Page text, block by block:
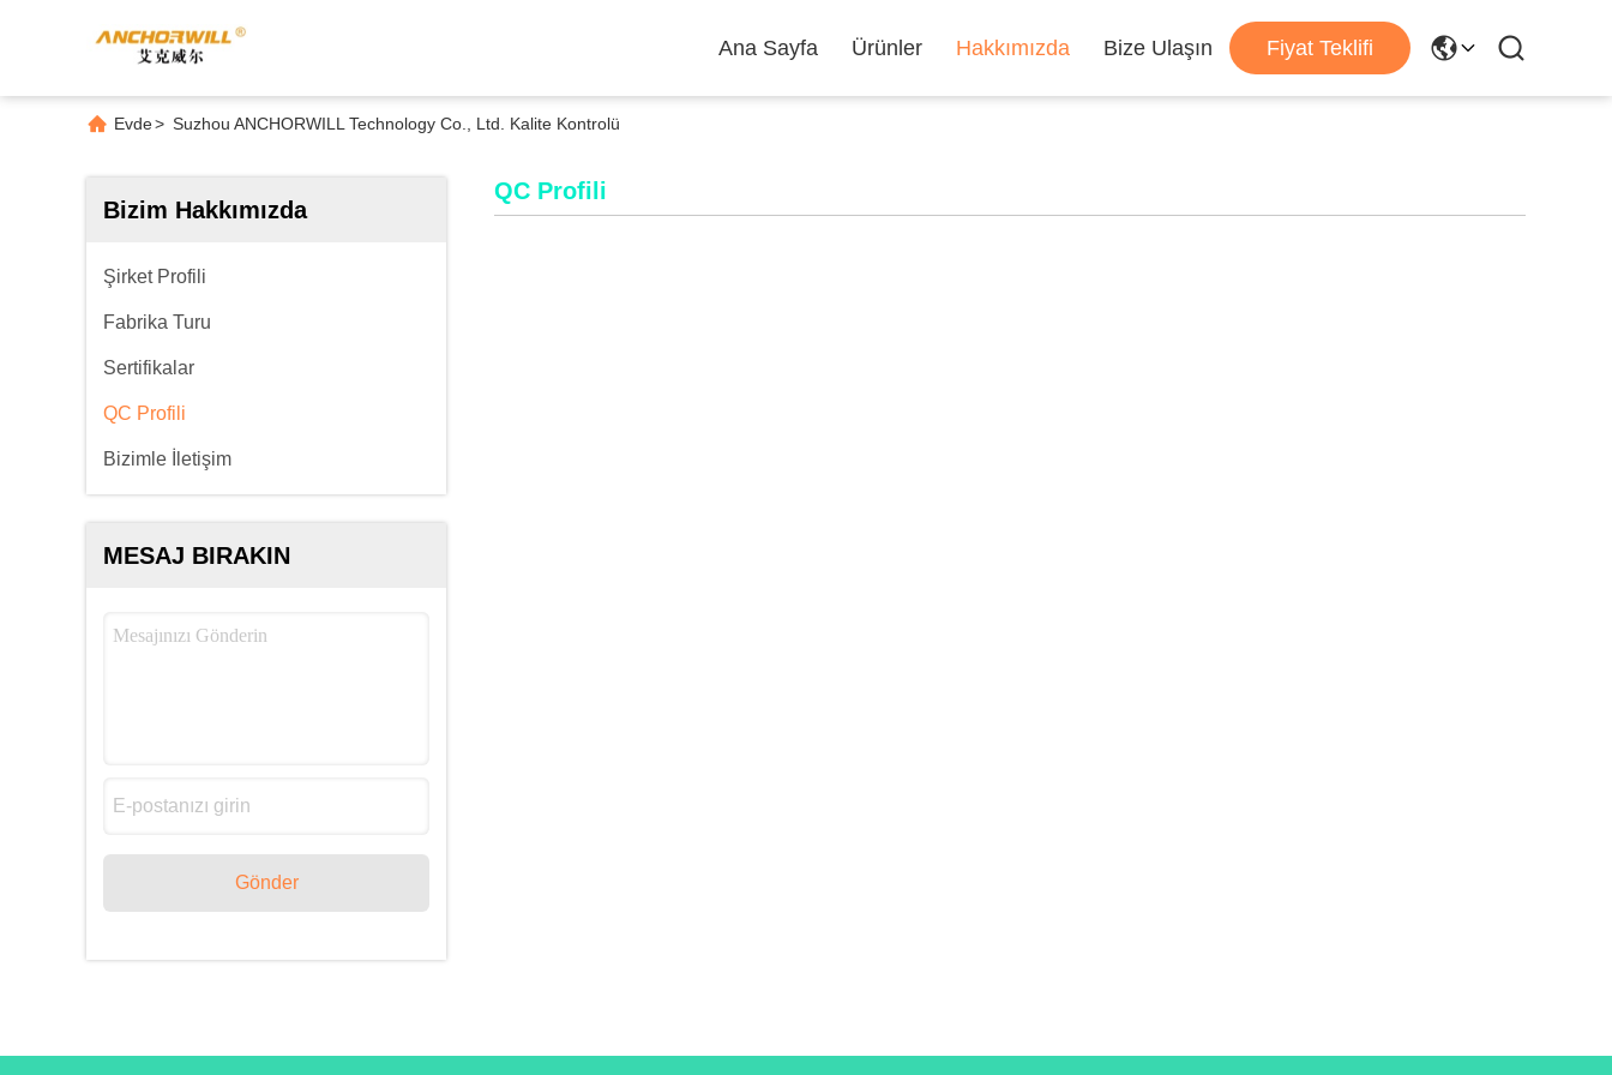
Ana Sayfa Ürünler Hakkımızda Bize Ulaşın Fiyat Teklifi
Evde> Suzhou ANCHORWILL Technology Co., Ltd. Kalite Kontrolü
Bizim Hakkımızda
Şirket Profili
Fabrika Turu
Sertifikalar
QC Profili
Bizimle İletişim
MESAJ BIRAKIN
Gönder
QC Profili